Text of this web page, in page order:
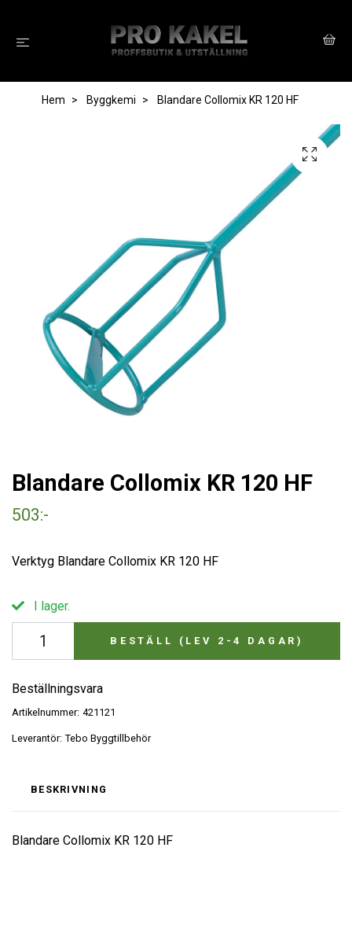
Hem Byggkemi Blandare Collomix KR 120 HF
Blandare Collomix KR 120 HF
503:-
Verktyg Blandare Collomix KR 120 HF
I lager.
BESTÄLL (LEV 2-4 DAGAR)
Beställningsvara
Artikelnummer: 421121
Leverantör: Tebo Byggtillbehör
BESKRIVNING
Blandare Collomix KR 120 HF